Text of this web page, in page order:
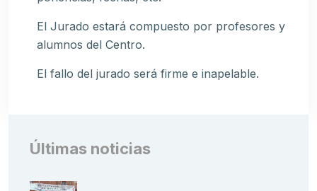
El Jurado estará compuesto por profesores y
alumnos del Centro.
El fallo del jurado será firme e inapelable.
Últimas noticias